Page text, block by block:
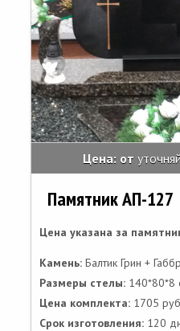
Цена: от
Памятник АП-127
Цена указана за
Камень: Балтик Грин +
Размеры стелы: 140*80*8
Цена комплекта: 1705
Срок изготовления: 120